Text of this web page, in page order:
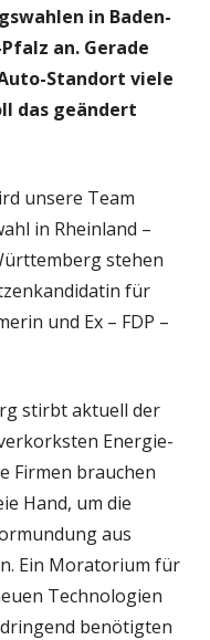
in Baden-
an. Gerade
Standort viele
das geändert
unsere Team
in Rheinland –
stehen
für
und Ex – FDP –
stirbt aktuell der
Energie-
Firmen brauchen
Hand, um die
aus
Ein Moratorium für
Technologien
benötigten